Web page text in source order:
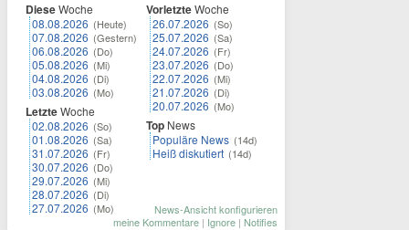
DieseWoche
08.08.2026 (Heute)
07.08.2026 (Gestern)
06.08.2026 (Do)
05.08.2026 (Mi)
04.08.2026 (Di)
03.08.2026 (Mo)
LetzteWoche
02.08.2026 (So)
01.08.2026 (Sa)
31.07.2026 (Fr)
30.07.2026 (Do)
29.07.2026 (Mi)
28.07.2026 (Di)
27.07.2026 (Mo)
VorletzteWoche
26.07.2026 (So)
25.07.2026 (Sa)
24.07.2026 (Fr)
23.07.2026 (Do)
22.07.2026 (Mi)
21.07.2026 (Di)
20.07.2026 (Mo)
Top News
Populäre News (14d)
Heiß diskutiert (14d)
News-Ansicht konfigurieren
meine Kommentare | Ignore | Notifies